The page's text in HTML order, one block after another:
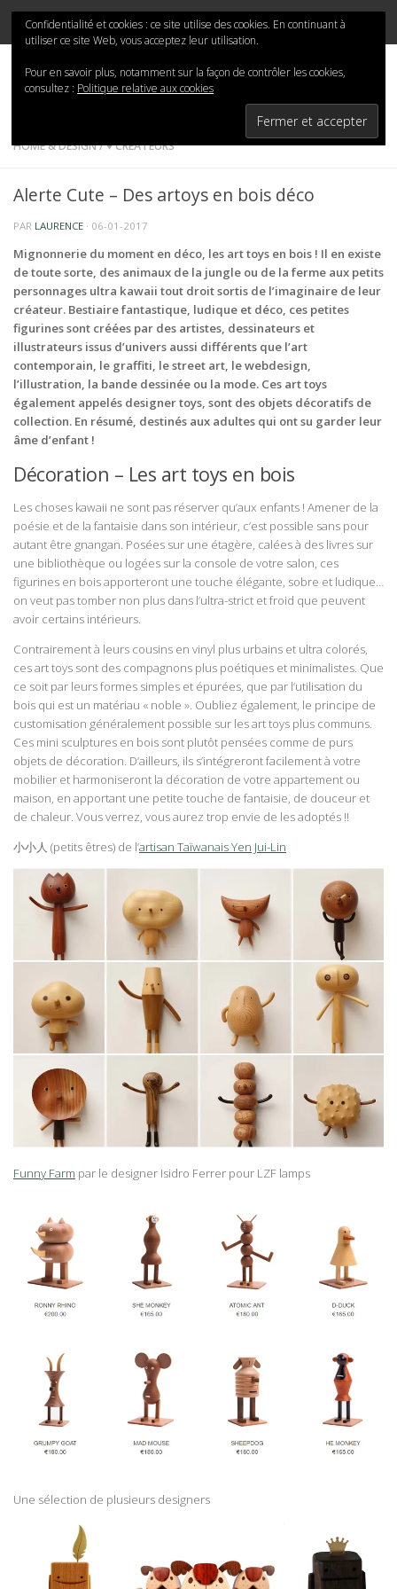
Skip to content
Mina-San
HOME & DESIGN/♥ CRÉATEURS
Alerte Cute – Des artoys en bois déco
PAR LAURENCE · 06-01-2017
Mignonnerie du moment en déco, les art toys en bois ! Il en existe
de toute sorte, des animaux de la jungle ou de la ferme aux petits
personnages ultra kawaii tout droit sortis de l’imaginaire de leur
créateur. Bestiaire fantastique, ludique et déco, ces petites
figurines sont créées par des artistes, dessinateurs et
illustrateurs issus d’univers aussi différents que l’art
contemporain, le graffiti, le street art, le webdesign,
l’illustration, la bande dessinée ou la mode. Ces art toys
également appelés designer toys, sont des objets décoratifs de
collection. En résumé, destinés aux adultes qui ont su garder leur
âme d’enfant !
Décoration – Les art toys en bois
Les choses kawaii ne sont pas réserver qu’aux enfants ! Amener de la
poésie et de la fantaisie dans son intérieur, c’est possible sans pour
autant être gnangan. Posées sur une étagère, calées à des livres sur
une bibliothèque ou logées sur la console de votre salon, ces
figurines en bois apporteront une touche élégante, sobre et ludique…
on veut pas tomber non plus dans l’ultra-strict et froid que peuvent
avoir certains intérieurs.
Contrairement à leurs cousins en vinyl plus urbains et ultra colorés,
ces art toys sont des compagnons plus poétiques et minimalistes. Que
ce soit par leurs formes simples et épurées, que par l’utilisation du
bois qui est un matériau « noble ». Oubliez également, le principe de
customisation généralement possible sur les art toys plus communs.
Ces mini sculptures en bois sont plutôt pensées comme de purs
objets de décoration. D’ailleurs, ils s’intégreront facilement à votre
mobilier et harmoniseront la décoration de votre appartement ou
maison, en apportant une petite touche de fantaisie, de douceur et
de chaleur. Vous verrez, vous aurez trop envie de les adoptés !!
小小人 (petits êtres) de l’artisan Taïwanais Yen Jui-Lin
Funny Farm par le designer Isidro Ferrer pour LZF lamps
Une sélection de plusieurs designers
Confidentialité et cookies : ce site utilise des cookies. En continuant à
utiliser ce site Web, vous acceptez leur utilisation.
Pour en savoir plus, notamment sur la façon de contrôler les cookies,
consultez : Politique relative aux cookies